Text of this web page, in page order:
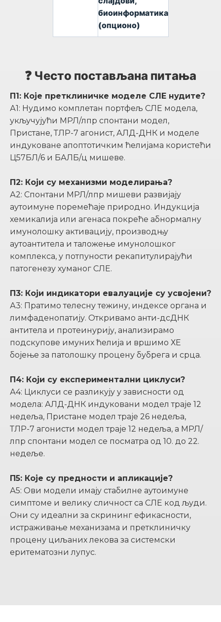
биоинформатика
(опционо)
❓ Често постављана питања
П1: Које претклиничке моделе СЛЕ нудите?
А1: Нудимо комплетан портфељ СЛЕ модела,
укључујући МРЛ/лпр спонтани модел,
Пристане, ТЛР-7 агонист, АЛД-ДНК и моделе
индуковане апоптотичким ћелијама користећи
Ц57БЛ/6 и БАЛБ/ц мишеве.
П2: Који су механизми моделирања?
А2: Спонтани МРЛ/лпр мишеви развијају
аутоимуне поремећаје природно. Индукција
хемикалија или агенаса покреће абнормалну
имунолошку активацију, производњу
аутоантитела и таложење имунолошког
комплекса, у потпуности рекапитулирајући
патогенезу хуманог СЛЕ.
П3: Који индикатори евалуације су усвојени?
А3: Пратимо телесну тежину, индексе органа и
лимфаденопатију. Откривамо анти-дсДНК
антитела и протеинурију, анализирамо
подскупове имуних ћелија и вршимо ХЕ
бојење за патолошку процену бубрега и срца.
П4: Који су експериментални циклуси?
А4: Циклуси се разликују у зависности од
модела: АЛД-ДНК индуковани модел траје 12
недеља, Пристане модел траје 26 недеља,
ТЛР-7 агонисти модел траје 12 недеља, а МРЛ/
лпр спонтани модел се посматра од 10. до 22.
недеље.
П5: Које су предности и апликације?
А5: Ови модели имају стабилне аутоимуне
симптоме и велику сличност са СЛЕ код људи.
Они су идеални за скрининг ефикасности,
истраживање механизама и претклиничку
процену циљаних лекова за системски
еритематозни лупус.